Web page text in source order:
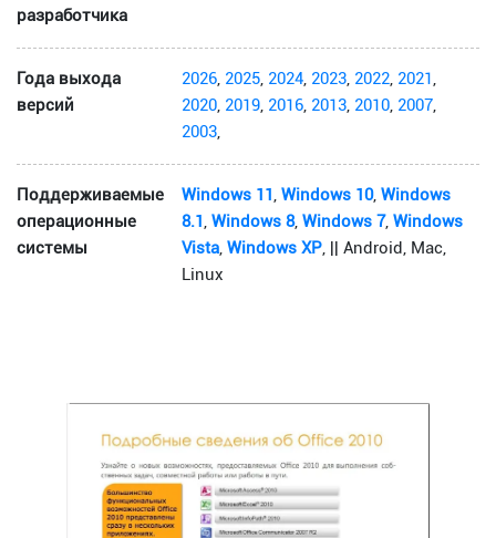
разработчика
Года выхода
версий
2026, 2025, 2024, 2023, 2022, 2021,
2020, 2019, 2016, 2013, 2010, 2007,
2003,
Поддерживаемые
операционные
системы
Windows 11,Windows 10,Windows
8.1,Windows 8,Windows 7,Windows
Vista,Windows XP, || Android, Mac,
Linux